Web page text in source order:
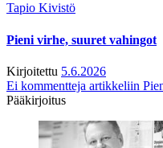
Tapio Kivistö
Pieni virhe, suuret vahingot
Kirjoitettu 5.6.2026
Ei kommentteja artikkeliin
Pääkirjoitus